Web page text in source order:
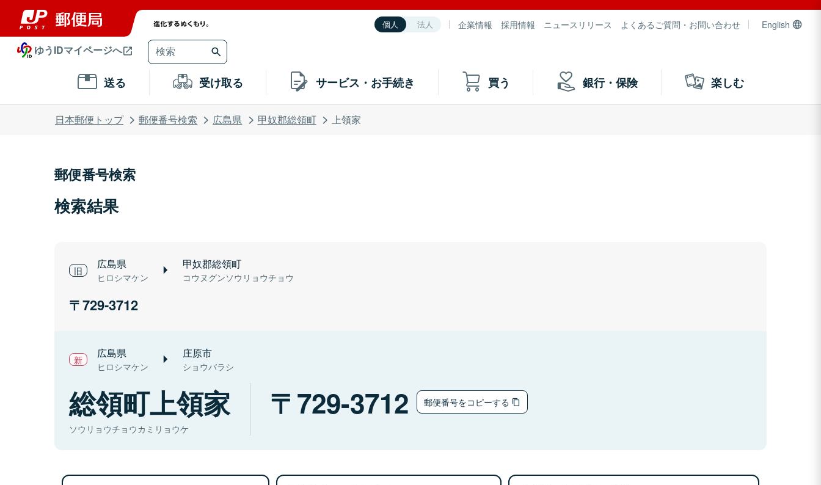
個人 法人 企業情報 採用情報 ニュースリリース よくあるご質問・お問い合わせ English
ゆうIDマイページへ
送る 受け取る サービス・お手続き 買う 銀行・保険 楽しむ
日本郵便トップ 郵便番号検索 広島県 甲奴郡総領町 上領家
郵便番号検索
検索結果
広島県
ヒロシマケン
甲奴郡総領町
コウヌグンソウリョウチョウ
729-3712
広島県
ヒロシマケン
庄原市
ショウバラシ
総領町上領家
ソウリョウチョウカミリョウケ
729-3712 郵便番号をコピーする